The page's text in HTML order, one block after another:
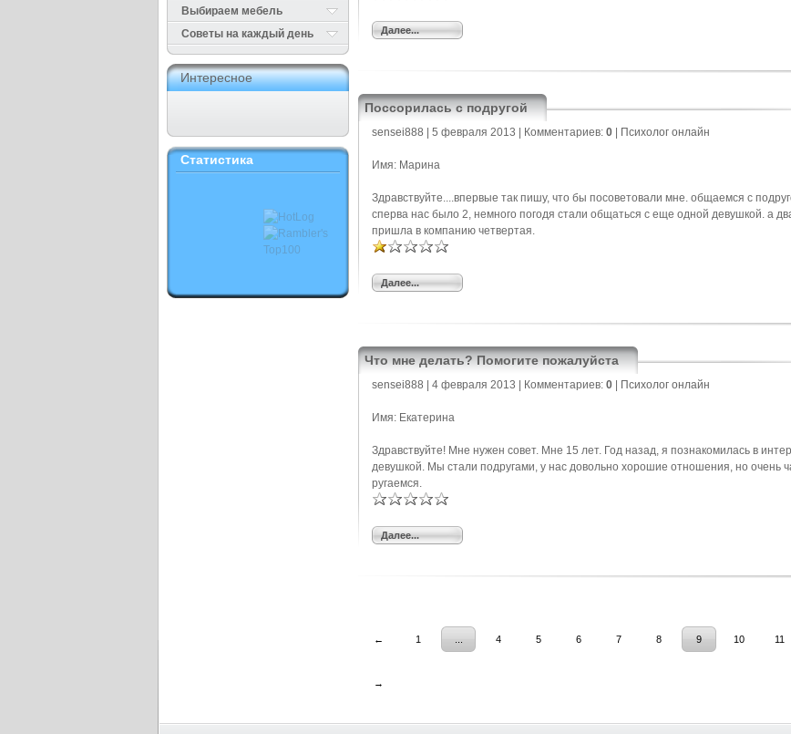
Выбираем мебель
Cоветы на каждый день
Интересное
Статистика
Далее...
Поссорилась с подругой
sensei888 | 5 февраля 2013 | Комментариев: 0 Психолог онлайн
Имя: Марина
Здравствуйте....впервые так пишу, что бы посоветовали мне. общаемся с
сперва нас было 2, немного погодя стали общаться с еще одной девушкой. а
пришла в компанию четвертая.
Далее...
Что мне делать? Помогите пожалуйста
sensei888 | 4 февраля 2013 | Комментариев: 0 Психолог онлайн
Имя: Екатерина
Здравствуйте! Мне нужен совет. Мне 15 лет. Год назад, я познакомилась в
девушкой. Мы стали подругами, у нас довольно хорошие отношения, но очень
ругаемся.
Далее...
← 1 4 5 6 7 8 9 10 11
→